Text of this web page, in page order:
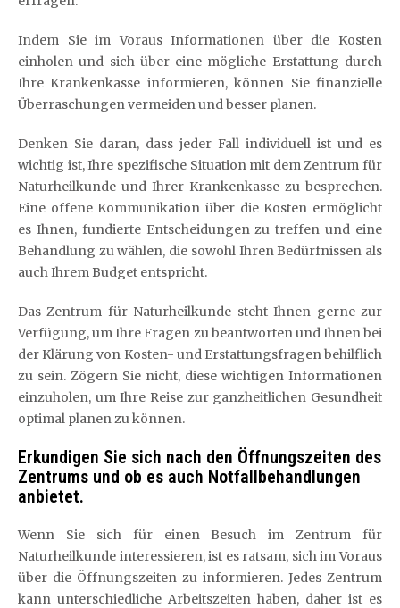
Indem Sie im Voraus Informationen über die Kosten
einholen und sich über eine mögliche Erstattung durch
Ihre Krankenkasse informieren, können Sie finanzielle
Überraschungen vermeiden und besser planen.
Denken Sie daran, dass jeder Fall individuell ist und es
wichtig ist, Ihre spezifische Situation mit dem Zentrum für
Naturheilkunde und Ihrer Krankenkasse zu besprechen.
Eine offene Kommunikation über die Kosten ermöglicht
es Ihnen, fundierte Entscheidungen zu treffen und eine
Behandlung zu wählen, die sowohl Ihren Bedürfnissen als
auch Ihrem Budget entspricht.
Das Zentrum für Naturheilkunde steht Ihnen gerne zur
Verfügung, um Ihre Fragen zu beantworten und Ihnen bei
der Klärung von Kosten- und Erstattungsfragen behilflich
zu sein. Zögern Sie nicht, diese wichtigen Informationen
einzuholen, um Ihre Reise zur ganzheitlichen Gesundheit
optimal planen zu können.
Erkundigen Sie sich nach den Öffnungszeiten des
Zentrums und ob es auch Notfallbehandlungen
anbietet.
Wenn Sie sich für einen Besuch im Zentrum für
Naturheilkunde interessieren, ist es ratsam, sich im Voraus
über die Öffnungszeiten zu informieren. Jedes Zentrum
kann unterschiedliche Arbeitszeiten haben, daher ist es